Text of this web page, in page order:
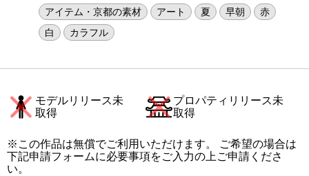
アイテム・京都の素材
アート 夏 早朝
赤
白
カラフル
モデルリリース未
取得
プロパティリリース未
取得
※この作品は無償でご利用いただけます。 ご希望の場合は
下記申請フォームに必要事項をご入力の上ご申請くださ
い。